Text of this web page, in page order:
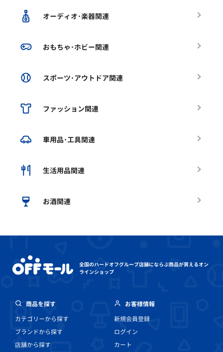
オーディオ･楽器関連
おもちゃ･ホビー関連
スポーツ･アウトドア関連
ファッション関連
車用品･工具関連
生活用品関連
お酒関連
全国のハードオフグループ店舗にならぶ商品が買えるオン
ラインショップ
商品を探す
カテゴリーから探す
ブランドから探す
店舗から探す
お客様情報
新規会員登録
ログイン
カート